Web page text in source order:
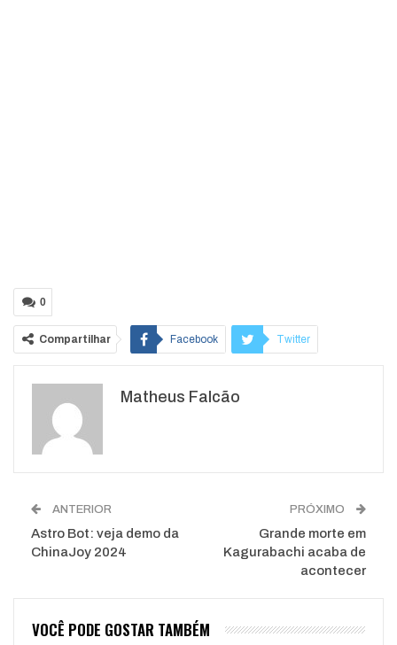
0
Compartilhar Facebook Twitter
WhatsApp
Matheus Falcão
ANTERIOR
Astro Bot: veja demo da
ChinaJoy 2024
PRÓXIMO
Grande morte em
Kagurabachi acaba de
acontecer
VOCÊ PODE GOSTAR TAMBÉM